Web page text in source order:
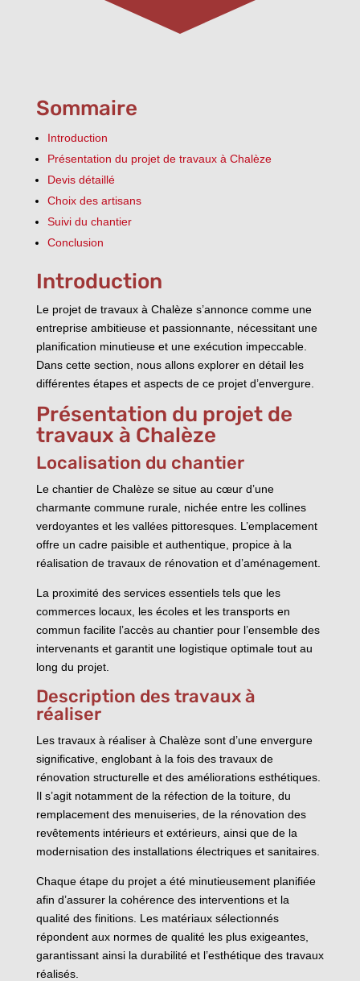
Sommaire
Introduction
Présentation du projet de travaux à Chalèze
Devis détaillé
Choix des artisans
Suivi du chantier
Conclusion
Introduction
Le projet de travaux à Chalèze s’annonce comme une
entreprise ambitieuse et passionnante, nécessitant une
planification minutieuse et une exécution impeccable.
Dans cette section, nous allons explorer en détail les
différentes étapes et aspects de ce projet d’envergure.
Présentation du projet de
travaux à Chalèze
Localisation du chantier
Le chantier de Chalèze se situe au cœur d’une
charmante commune rurale, nichée entre les collines
verdoyantes et les vallées pittoresques. L’emplacement
offre un cadre paisible et authentique, propice à la
réalisation de travaux de rénovation et d’aménagement.
La proximité des services essentiels tels que les
commerces locaux, les écoles et les transports en
commun facilite l’accès au chantier pour l’ensemble des
intervenants et garantit une logistique optimale tout au
long du projet.
Description des travaux à
réaliser
Les travaux à réaliser à Chalèze sont d’une envergure
significative, englobant à la fois des travaux de
rénovation structurelle et des améliorations esthétiques.
Il s’agit notamment de la réfection de la toiture, du
remplacement des menuiseries, de la rénovation des
revêtements intérieurs et extérieurs, ainsi que de la
modernisation des installations électriques et sanitaires.
Chaque étape du projet a été minutieusement planifiée
afin d’assurer la cohérence des interventions et la
qualité des finitions. Les matériaux sélectionnés
répondent aux normes de qualité les plus exigeantes,
garantissant ainsi la durabilité et l’esthétique des travaux
réalisés.